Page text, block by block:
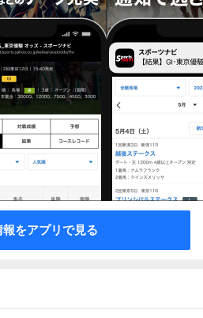
報をアプリで見る